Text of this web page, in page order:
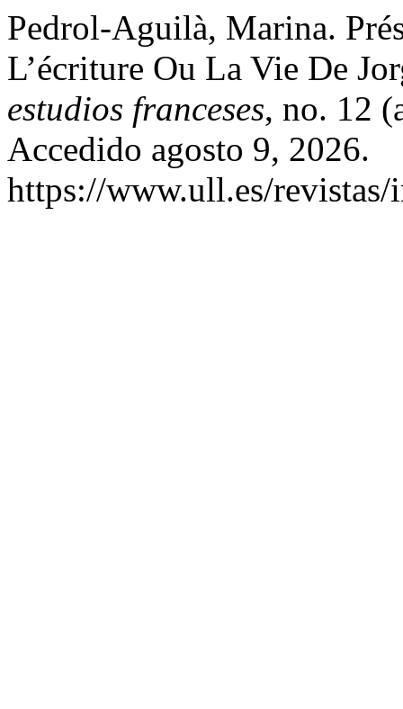
Pedrol-Aguilà, Marina.
L’écriture Ou La Vie De
estudios franceses, no. 12
Accedido agosto 9, 2026.
https://www.ull.es/